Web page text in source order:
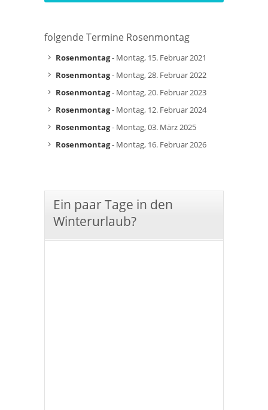
folgende Termine Rosenmontag
Rosenmontag- Montag, 15. Februar 2021
Rosenmontag- Montag, 28. Februar 2022
Rosenmontag- Montag, 20. Februar 2023
Rosenmontag- Montag, 12. Februar 2024
Rosenmontag- Montag, 03. März 2025
Rosenmontag- Montag, 16. Februar 2026
Ein paar Tage in den
Winterurlaub?